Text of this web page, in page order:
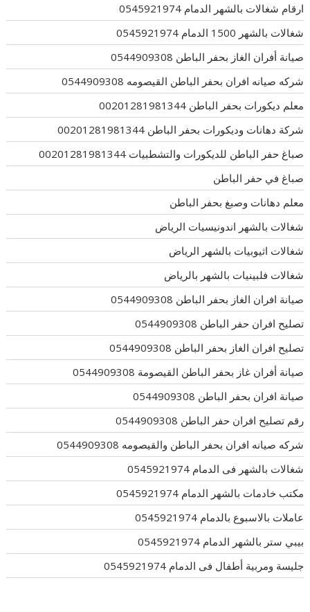
ارقام شغالات بالشهر الدمام 0545921974
شغالات بالشهر 1500 الدمام 0545921974
صيانة أفران الغاز بحفر الباطن 0544909308
شركه صيانه افران بحفر الباطن القيصومه 0544909308
معلم ديكورات بحفر الباطن 00201281981344
شركة دهانات وديكورات بحفر الباطن 00201281981344
صباغ حفر الباطن للديكورات والتشطبيات 00201281981344
صباغ في حفر الباطن
معلم دهانات وصبغ بحفر الباطن
شغالات بالشهر اندونيسيات الرياض
شغالات اثيوبيات بالشهر الرياض
شغالات فلبينيات بالشهر بالرياض
صيانة افران الغاز بحفر الباطن 0544909308
تصليح افران حفر الباطن 0544909308
تصليح افران الغاز بحفر الباطن 0544909308
صيانة أفران غاز بحفر الباطن القيصومة 0544909308
صيانة افران بحفر الباطن 0544909308
رقم تصليح افران حفر الباطن 0544909308
شركه صيانه افران بحفر الباطن والقيصومه 0544909308
شغالات بالشهر فى الدمام 0545921974
مكتب خادمات بالشهر الدمام 0545921974
عاملات بالاسبوع بالدمام 0545921974
بيبي ستر بالشهر الدمام 0545921974
جليسة ومربية أطفال فى الدمام 0545921974